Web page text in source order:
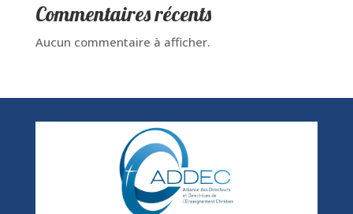
Commentaires récents
Aucun commentaire à afficher.